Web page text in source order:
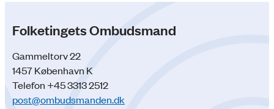
Folketingets Ombudsmand
Gammeltorv 22
1457 København K
Telefon +45 3313 2512
post@ombudsmanden.dk